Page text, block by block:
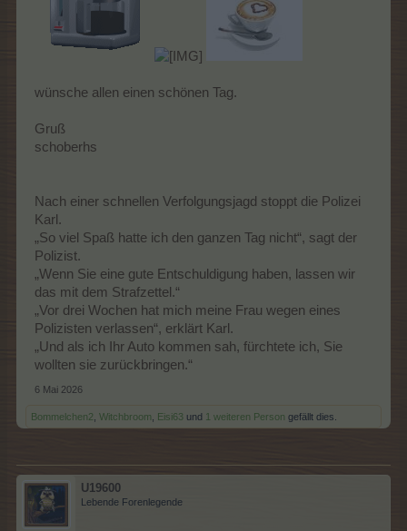
wünsche allen einen schönen Tag.
Gruß
schoberhs
Nach einer schnellen Verfolgungsjagd stoppt die Polizei
Karl.
„So viel Spaß hatte ich den ganzen Tag nicht“, sagt der
Polizist.
„Wenn Sie eine gute Entschuldigung haben, lassen wir
das mit dem Strafzettel.“
„Vor drei Wochen hat mich meine Frau wegen eines
Polizisten verlassen“, erklärt Karl.
„Und als ich Ihr Auto kommen sah, fürchtete ich, Sie
wollten sie zurückbringen.“
6 Mai 2026
Bommelchen2 Witchbroom Eisi63 und 1 weiteren Person gefällt dies.
U19600
Lebende Forenlegende